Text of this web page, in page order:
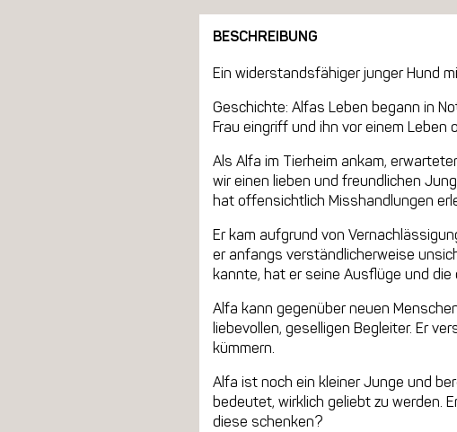
BESCHREIBUNG
Ein widerstandsfähiger junger Hund
Geschichte: Alfas Leben begann in
Frau eingriff und ihn vor einem
Als Alfa im Tierheim ankam,
wir einen lieben und freundlichen
hat offensichtlich Misshandlungen
Er kam aufgrund von
er anfangs verständlicherweise
kannte, hat er seine Ausflüge und
Alfa kann gegenüber neuen
liebevollen, geselligen Begleiter. Er
kümmern.
Alfa ist noch ein kleiner Junge und
bedeutet, wirklich geliebt zu werden.
diese schenken?